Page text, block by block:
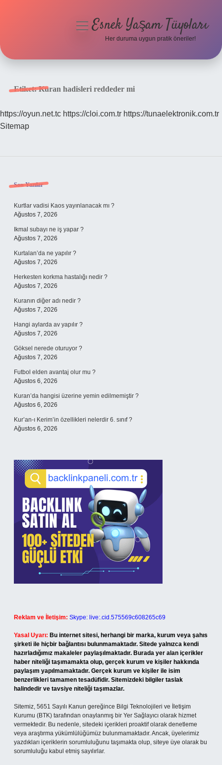
Hakkımızda
menüyüEsnek Yaşam Tüyoları
Her duruma uygun pratik öneriler!
Etiket:Kuran hadisleri reddeder mi
https://oyun.net.tc https://cloi.com.tr https://tunaelektronik.com.tr
Sitemap
Sidebar
Son Yazılar
Kurtlar vadisi Kaos yayınlanacak mı ?
Ağustos 7, 2026
Ikmal subayı ne iş yapar ?
Ağustos 7, 2026
Kurtalan’da ne yapılır ?
Ağustos 7, 2026
Herkesten korkma hastalığı nedir ?
Ağustos 7, 2026
Kuranın diğer adı nedir ?
Ağustos 7, 2026
Hangi aylarda av yapılır ?
Ağustos 7, 2026
Göksel nerede oturuyor ?
Ağustos 7, 2026
Futbol elden avantaj olur mu ?
Ağustos 6, 2026
Kuran’da hangisi üzerine yemin edilmemiştir ?
Ağustos 6, 2026
Kur’an-ı Kerim’in özellikleri nelerdir 6. sınıf ?
Ağustos 6, 2026
Reklam ve İletişim: Skype: live:.cid.575569c608265c69
Yasal Uyarı: Bu internet sitesi, herhangi bir marka, kurum veya şahıs
şirketi ile hiçbir bağlantısı bulunmamaktadır. Sitede yalnızca kendi
hazırladığımız makaleler paylaşılmaktadır. Burada yer alan içerikler
haber niteliği taşımamakta olup, gerçek kurum ve kişiler hakkında
paylaşım yapılmamaktadır. Gerçek kurum ve kişiler ile isim
benzerlikleri tamamen tesadüfidir. Sitemizdeki bilgiler taslak
halindedir ve tavsiye niteliği taşımazlar.
Sitemiz, 5651 Sayılı Kanun gereğince Bilgi Teknolojileri ve İletişim
Kurumu (BTK) tarafından onaylanmış bir Yer Sağlayıcı olarak hizmet
vermektedir. Bu nedenle, sitedeki içerikleri proaktif olarak denetleme
veya araştırma yükümlülüğümüz bulunmamaktadır. Ancak, üyelerimiz
yazdıkları içeriklerin sorumluluğunu taşımakta olup, siteye üye olarak bu
sorumluluğu kabul etmiş sayılırlar.